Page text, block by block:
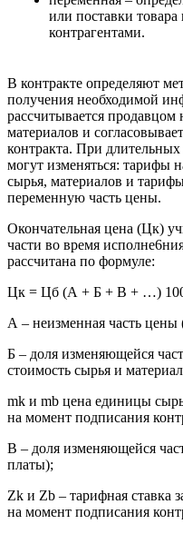
или поставки товара
контрагентами.
В контракте определяют
получения необходимой
рассчитывается
материалов и
контракта. При
могут изменяться: тарифы
сырья, материалов и
переменную часть цены.
Окончательная цена (Цк)
части во время
рассчитана по формуле:
Цк = Цб (А + Б + В + …) 100,
А – неизменная часть
Б – доля изменяющейся
стоимость сырья и
mk и mb цена единицы
на момент подписания
В – доля изменяющейся
платы);
Zk и Zb – тарифная ставка
на момент подписания